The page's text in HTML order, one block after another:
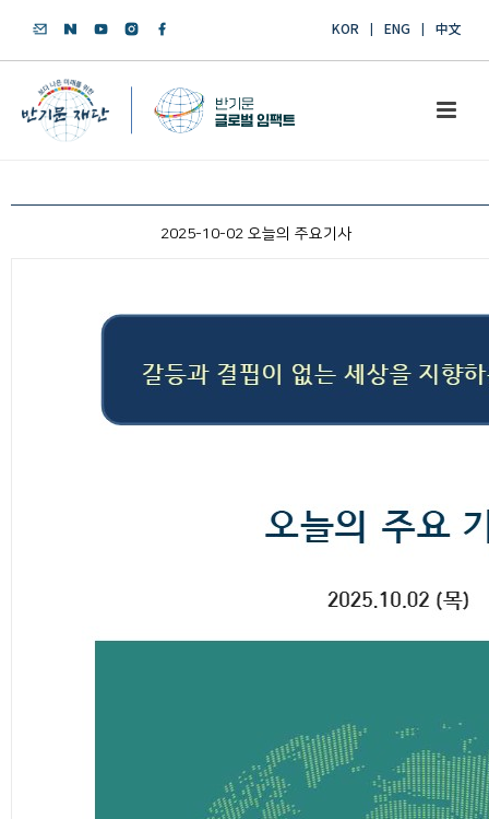
KOR ENG 中文
2025-10-02 오늘의 주요기사